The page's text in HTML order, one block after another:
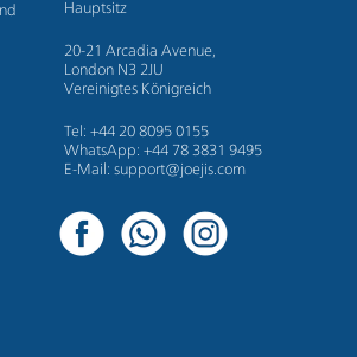
Hauptsitz
20-21 Arcadia Avenue,
London N3 2JU
Vereinigtes Königreich
Tel: +44 20 8095 0155
WhatsApp: +44 78 3831 9495
E-Mail: support@joejis.com